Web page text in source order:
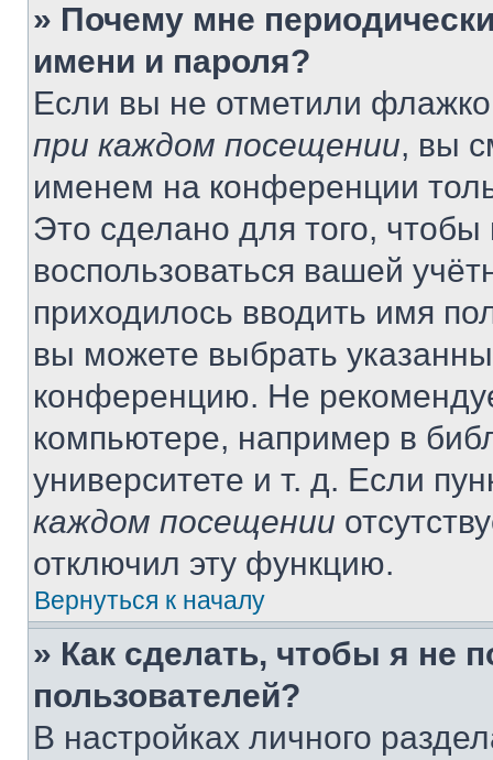
» Почему мне
имени и пароля?
Если вы не отметили
при каждом посещении, вы
именем на конференции
Это сделано для того, чтобы
воспользоваться вашей
приходилось вводить имя
вы можете выбрать
конференцию. Не
компьютере, например в
университете и т. д. Если
каждом посещении
отключил эту функцию.
Вернуться к началу
» Как сделать, чтобы я не
пользователей?
В настройках личного